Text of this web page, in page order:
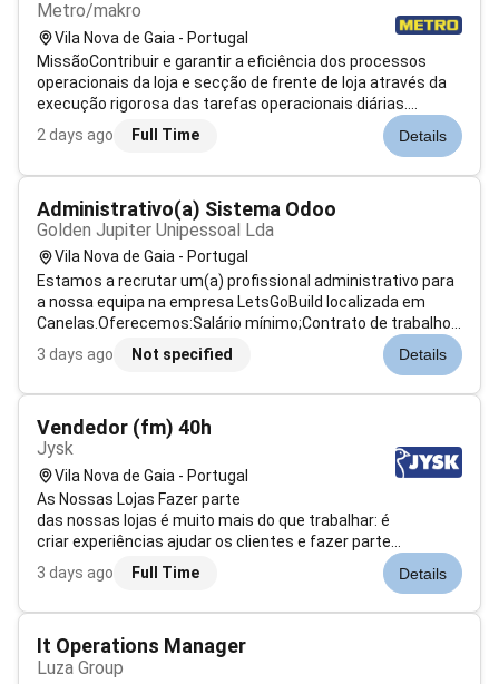
Metro/makro
Vila Nova de Gaia - Portugal
MissãoContribuir e garantir a eficiência dos processos
operacionais da loja e secção de frente de loja através da
execução rigorosa das tarefas operacionais diárias.
Assegurar o atendimento ao cliente e proporcionar uma
experiência de cliente positiva e consistente para garantir
2 days ago Full Time Details
Administrativo(a) Sistema Odoo
Golden Jupiter Unipessoal Lda
Vila Nova de Gaia - Portugal
Estamos a recrutar um(a) profissional administrativo para
a nossa equipa na empresa LetsGoBuild localizada em
Canelas.Oferecemos:Salário mínimo;Contrato de trabalho
sem termo;Subsídio de refeição de 763 em
cartão;Formação contínua e acompanhamento
3 days ago Not specified Details
Vendedor (fm) 40h
Jysk
Vila Nova de Gaia - Portugal
As Nossas Lojas Fazer parte
das nossas lojas é muito mais do que trabalhar: é
criar experiências ajudar os clientes e fazer parte
de uma equipa que faz acontecer
Aqui criamos inovamos e fazemos acontecer e queremos
3 days ago Full Time Details
It Operations Manager
Luza Group